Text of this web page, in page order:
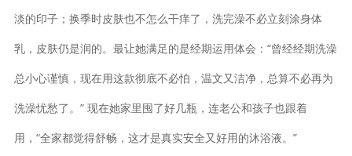
淡的印子；换季时皮肤也不怎么干痒了，洗完澡不必立刻涂身体
乳，皮肤仍是润的。最让她满足的是经期运用体会：“曾经经期洗澡
总小心谨慎，现在用这款彻底不必怕，温文又洁净，总算不必再为
洗澡忧愁了。” 现在她家里囤了好几瓶，连老公和孩子也跟着
用，“全家都觉得舒畅，这才是真实安全又好用的沐浴液。”